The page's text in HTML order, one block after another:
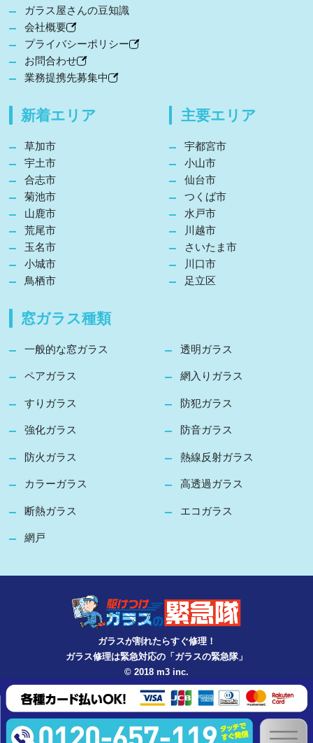
ガラス屋さんの豆知識
会社概要
プライバシーポリシー
お問合わせ
業務提携先募集中
新着エリア
草加市
宇土市
合志市
菊池市
山鹿市
荒尾市
玉名市
小城市
鳥栖市
主要エリア
宇都宮市
小山市
仙台市
つくば市
水戸市
川越市
さいたま市
川口市
足立区
窓ガラス種類
一般的な窓ガラス 透明ガラス
ペアガラス 網入りガラス
すりガラス 防犯ガラス
強化ガラス 防音ガラス
防火ガラス 熱線反射ガラス
カラーガラス 高透過ガラス
断熱ガラス エコガラス
網戸
ガラスが割れたらすぐ修理！
ガラス修理は緊急対応の「ガラスの緊急隊」
© 2018 m3 inc.